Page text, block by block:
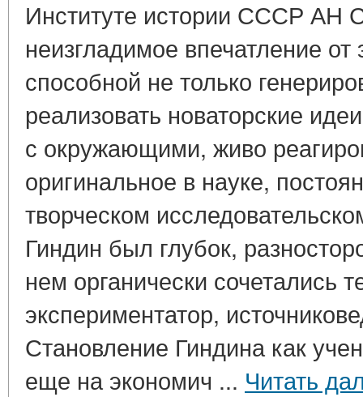
Институте истории СССР АН
неизгладимое впечатление
способной не только
реализовать новаторские
с окружающими, живо
оригинальное в науке,
творческом
Гиндин был глубок,
нем органически сочетались
экспериментатор,
Становление Гиндина как
еще на экономич ... Читать